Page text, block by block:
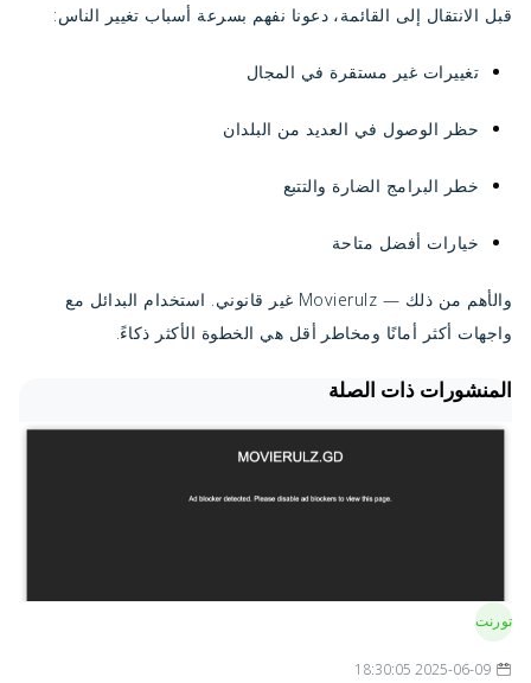
قبل الانتقال إلى القائمة، دعونا نفهم بسرعة أسباب تغيير الناس:
تغييرات غير مستقرة في المجال
حظر الوصول في العديد من البلدان
خطر البرامج الضارة والتتبع
خيارات أفضل متاحة
والأهم من ذلك — Movierulz غير قانوني. استخدام البدائل مع
واجهات أكثر أمانًا ومخاطر أقل هي الخطوة الأكثر ذكاءً.
المنشورات ذات الصلة
تورنت
2025-06-09 18:30:05